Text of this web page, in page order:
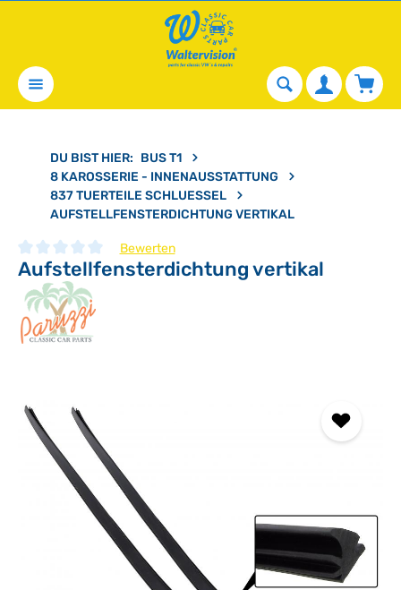
DU BIST HIER: BUS T1
8 KAROSSERIE - INNENAUSSTATTUNG
837 TUERTEILE SCHLUESSEL
AUFSTELLFENSTERDICHTUNG VERTIKAL
Durchschnittliche Bewertung von 0 von 5 Sternen
Bewerten
Aufstellfensterdichtung vertikal